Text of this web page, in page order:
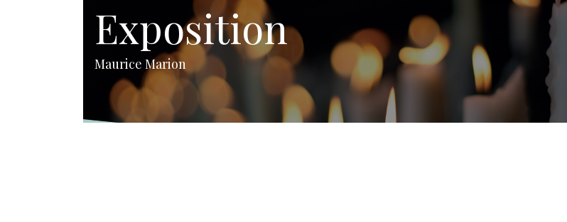
Exposition
Maurice Marion